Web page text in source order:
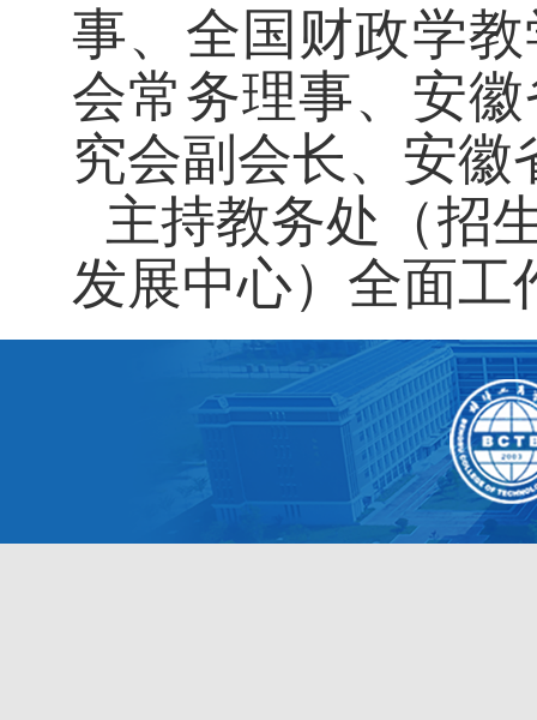
事、全国财政学
会常务理事、安
究会副会长、安
主持教务处（招
发展中心）全面工